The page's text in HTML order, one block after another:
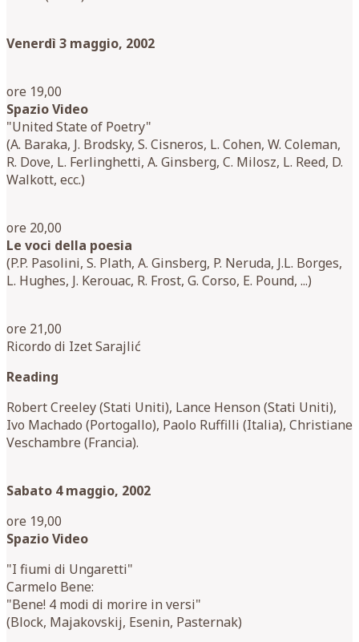
Venerdì 3 maggio, 2002
ore 19,00
Spazio Video
"United State of Poetry"
(A. Baraka, J. Brodsky, S. Cisneros, L. Cohen, W. Coleman,
R. Dove, L. Ferlinghetti, A. Ginsberg, C. Milosz, L. Reed, D.
Walkott, ecc.)
ore 20,00
Le voci della poesia
(P.P. Pasolini, S. Plath, A. Ginsberg, P. Neruda, J.L. Borges,
L. Hughes, J. Kerouac, R. Frost, G. Corso, E. Pound, ...)
ore 21,00
Ricordo di Izet Sarajlić
Reading
Robert Creeley (Stati Uniti), Lance Henson (Stati Uniti),
Ivo Machado (Portogallo), Paolo Ruffilli (Italia), Christiane
Veschambre (Francia).
Sabato 4 maggio, 2002
ore 19,00
Spazio Video
"I fiumi di Ungaretti"
Carmelo Bene:
"Bene! 4 modi di morire in versi"
(Block, Majakovskij, Esenin, Pasternak)